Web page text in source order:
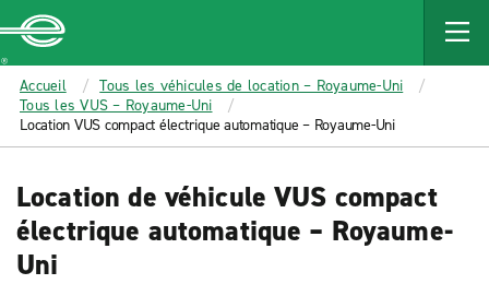
MAIN
CONTENT
Enterprise
Accueil
Tous les véhicules de location – Royaume-Uni
Tous les VUS – Royaume-Uni
Location VUS compact électrique automatique – Royaume-Uni
Location de véhicule VUS compact
électrique automatique – Royaume-
Uni